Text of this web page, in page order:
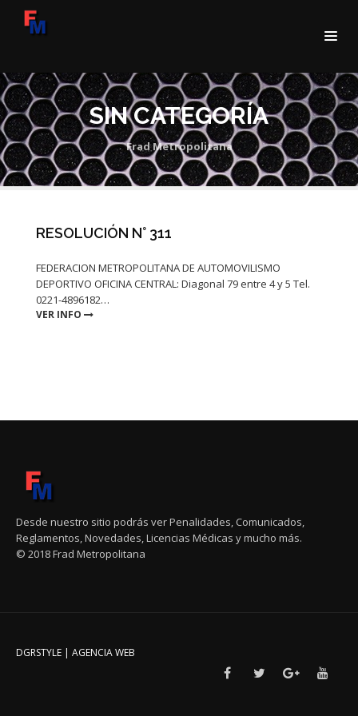
SIN CATEGORÍA
Frad Metropolitana
RESOLUCIÓN N° 311
FEDERACION METROPOLITANA DE AUTOMOVILISMO
DEPORTIVO OFICINA CENTRAL: Diagonal 79 entre 4 y 5 Tel.
0221-4896182…
VER INFO
Desde nuestro sitio podrás ver Penalidades, Comunicados,
Reglamentos, Novedades, Licencias Médicas y mucho más.
© 2018 Frad Metropolitana
DGRSTYLE | AGENCIA WEB